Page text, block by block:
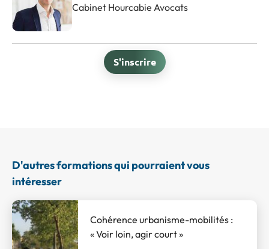
Cabinet Hourcabie Avocats
S'inscrire
D'autres formations qui pourraient vous
intéresser
Cohérence urbanisme-mobilités :
« Voir loin, agir court »